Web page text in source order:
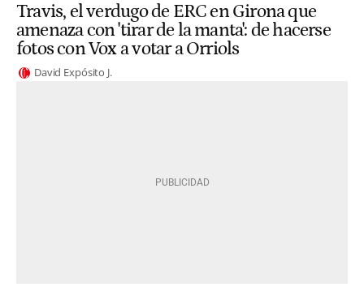
Travis, el verdugo de ERC en Girona que
amenaza con 'tirar de la manta': de hacerse
fotos con Vox a votar a Orriols
David Expósito J.